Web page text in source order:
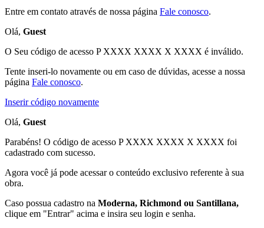
Entre em contato através de nossa página Fale conosco.
Olá, Guest
O Seu código de acesso P XXXX XXXX X XXXX é inválido.
Tente inseri-lo novamente ou em caso de dúvidas, acesse a nossa
página Fale conosco.
Inserir código novamente
Olá, Guest
Parabéns! O código de acesso P XXXX XXXX X XXXX foi
cadastrado com sucesso.
Agora você já pode acessar o conteúdo exclusivo referente à sua
obra.
Caso possua cadastro na Moderna, Richmond ou Santillana,
clique em "Entrar" acima e insira seu login e senha.